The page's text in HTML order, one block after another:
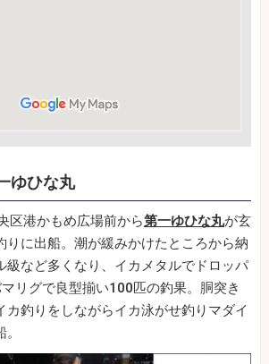
ゆひな丸
区港かもめ広場前から第一ゆひな丸が玄
りに出船。潮が緩みかけたところから納
級など多くなり、イカメタルでドロッパ
リグで良型揃い100匹の釣果。胴突き
カ釣りをしながらイカ泳がせ釣りマダイ